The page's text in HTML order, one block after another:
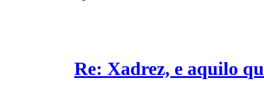
Re: Xadrez, e aquilo